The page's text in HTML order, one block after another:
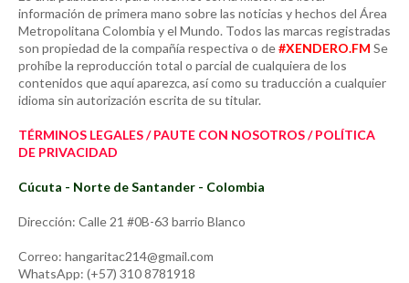
información de primera mano sobre las noticias y hechos del Área
Metropolitana Colombia y el Mundo. Todos las marcas registradas
son propiedad de la compañía respectiva o de#XENDERO.FM Se
prohíbe la reproducción total o parcial de cualquiera de los
contenidos que aquí aparezca, así como su traducción a cualquier
idioma sin autorización escrita de su titular.
TÉRMINOS LEGALES / PAUTE CON NOSOTROS / POLÍTICA
DE PRIVACIDAD
Cúcuta - Norte de Santander - Colombia
Dirección: Calle 21 #0B-63 barrio Blanco
Correo: hangaritac214@gmail.com
WhatsApp: (+57) 310 8781918